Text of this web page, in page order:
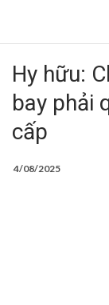
Hy hữu:
bay phải
cấp
4/08/2025